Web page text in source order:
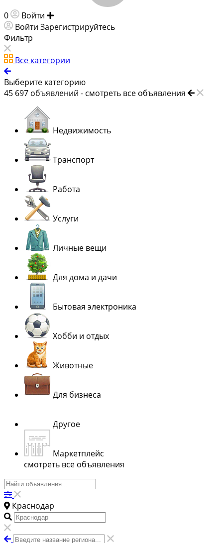
0 Войти
Войти Зарегистрируйтесь
Фильтр
Все категории
Выберите категорию
45 697 объявлений - смотреть все объявления
Недвижимость
Транспорт
Работа
Услуги
Личные вещи
Для дома и дачи
Бытовая электроника
Хобби и отдых
Животные
Для бизнеса
Другое
Маркетплейс
смотреть все объявления
Краснодар